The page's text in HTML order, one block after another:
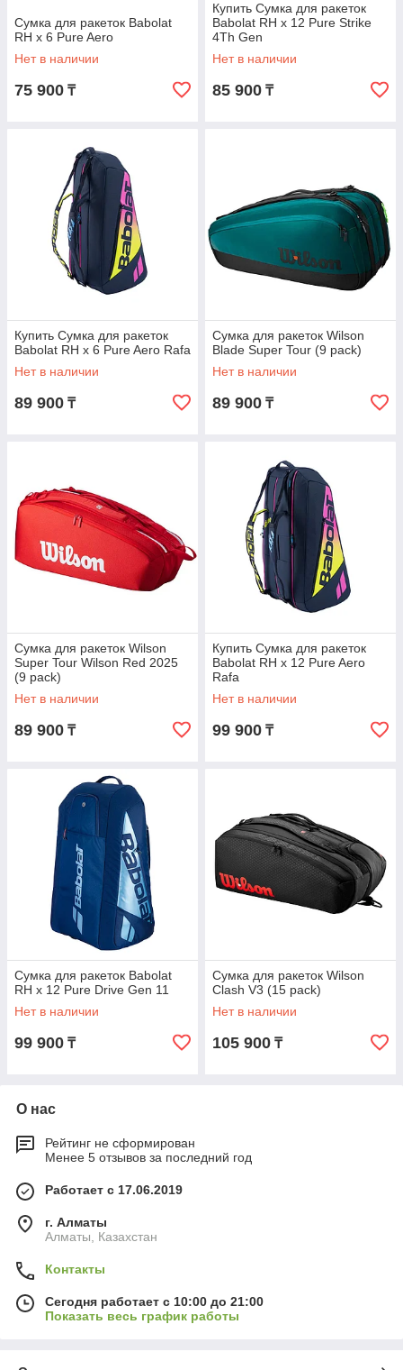
Сумка для ракеток Babolat
RH x 6 Pure Aero
Нет в наличии
75 900 ₸
Купить Сумка для ракеток
Babolat RH x 12 Pure Strike
4Th Gen
Нет в наличии
85 900 ₸
Купить Сумка для ракеток
Babolat RH x 6 Pure Aero Rafa
Нет в наличии
89 900 ₸
Сумка для ракеток Wilson
Blade Super Tour (9 pack)
Нет в наличии
89 900 ₸
Сумка для ракеток Wilson
Super Tour Wilson Red 2025
(9 pack)
Нет в наличии
89 900 ₸
Купить Сумка для ракеток
Babolat RH x 12 Pure Aero
Rafa
Нет в наличии
99 900 ₸
Сумка для ракеток Babolat
RH x 12 Pure Drive Gen 11
Нет в наличии
99 900 ₸
Сумка для ракеток Wilson
Clash V3 (15 pack)
Нет в наличии
105 900 ₸
О нас
Рейтинг не сформирован
Менее 5 отзывов за последний год
Работает с 17.06.2019
г. Алматы
Алматы, Казахстан
Контакты
Сегодня работает с 10:00 до 21:00
Показать весь график работы